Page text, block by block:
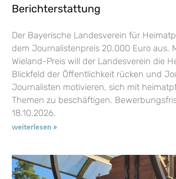
Berichterstattung
Der Bayerische Landesverein für
dem Journalistenpreis 20.000 Euro aus.
Wieland-Preis will der Landesverein die
Blickfeld der Öffentlichkeit rücken und
Journalisten motivieren, sich mit
Themen zu beschäftigen.
18.10.2026.
weiterlesen »